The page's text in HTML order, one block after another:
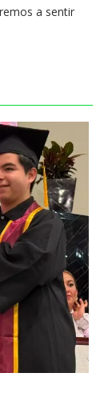
a sentir